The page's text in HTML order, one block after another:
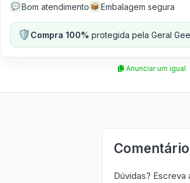
💬 Bom atendimento 📦 Embalagem segura
🛡️Compra 100% protegida pela Geral
Anunciar um igual
Dúvidas? Escreva